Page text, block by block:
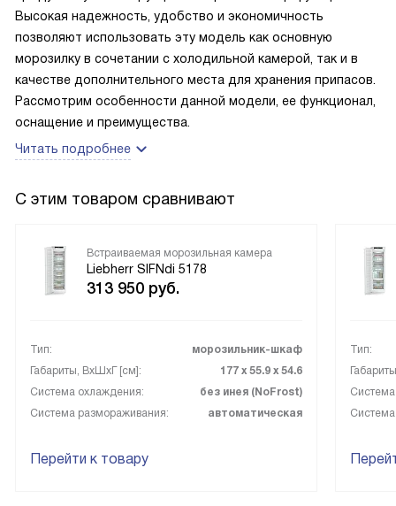
больше 2,5 суток, так что все точно замораживается. Да,
морозильник два месяца, но мы уже заметили, что
выбрасывать.
Высокая надежность, удобство и экономичность
позволяют использовать эту модель как основную
морозилку в сочетании с холодильной камерой, так и в
качестве дополнительного места для хранения припасов.
Рассмотрим особенности данной модели, ее функционал,
оснащение и преимущества.
Читать подробнее
С этим товаром сравнивают
Встраиваемая морозильная камера
Liebherr SIFNdi 5178
313 950 руб.
Тип:
морозильник-шкаф
Габариты, ВxШxГ [см]:
177 х 55.9 х 54.6
Система охлаждения:
без инея (NoFrost)
Система размораживания:
автоматическая
Перейти к товару
Тип: